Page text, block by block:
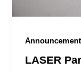
Announcement
LASER